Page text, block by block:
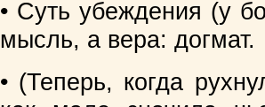
• Суть убеждения (у
мысль, а вера: догмат.
• (Теперь, когда